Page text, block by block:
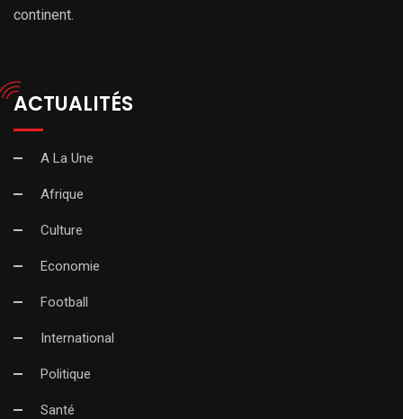
continent.
ACTUALITÉS
A La Une
Afrique
Culture
Economie
Football
International
Politique
Santé